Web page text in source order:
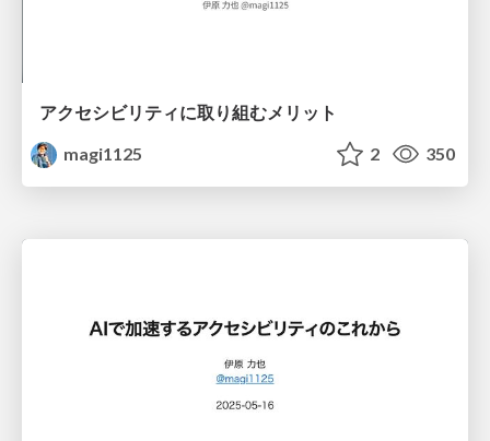
アクセシビリティに取り組むメリット
magi1125
2 350